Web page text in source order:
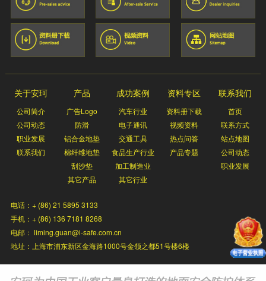
关于安珂
公司简介
公司动态
职业发展
联系我们
产品
广告Logo
防滑
铝合金地垫
棉纤维地垫
刮沙垫
其它产品
成功案例
汽车行业
电子通讯
交通工具
食品生产行业
加工制造业
其它行业
资料专区
资料册下载
视频资料
热点问答
产品专题
联系我们
首页
联系方式
站点地图
公司动态
职业发展
电话：+ (86) 21 5895 3133
手机：+ (86) 136 7181 8268
电邮： liming.guan@i-safe.com.cn
地址：上海市浦东新区金海路1000号金领之都51号楼6楼